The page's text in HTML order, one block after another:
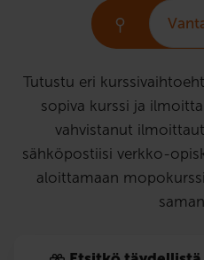
Tutustu eri
sopiva kurssi ja
vahvistanut
sähköpostiisi verkko-
aloittamaan